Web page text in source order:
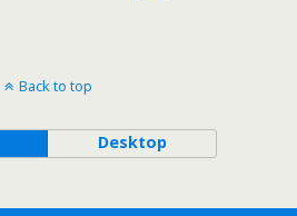
Back to top
Desktop